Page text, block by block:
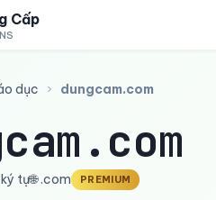
Cấp
dục › dungcam.com
tự🌐 .com PREMIUM